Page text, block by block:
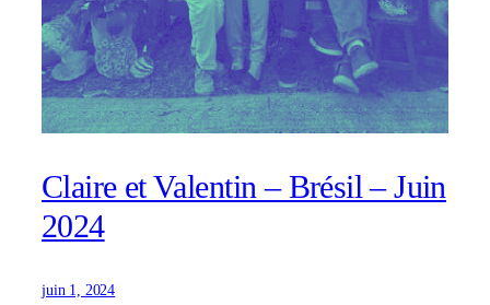
Claire et Valentin – Brésil – Juin
2024
juin 1, 2024